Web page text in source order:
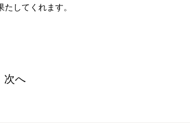
してくれます。
次へ